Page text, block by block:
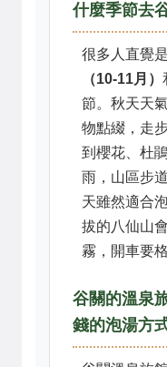
什麼季節去
很多人直覺
（10-11月）
節。秋天天
物點綴，走
到櫻花、杜
雨，山區步
天雖然適合
拔的八仙山
霧，開車要
谷關的溫泉
錢的泡湯方